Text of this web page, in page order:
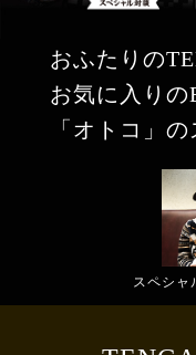
おふたりの
お気に入りの
「オトコ」
スペシャ